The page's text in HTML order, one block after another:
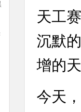
天工
沉默
增的
今天